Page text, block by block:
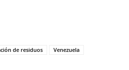
de residuos
Venezuela